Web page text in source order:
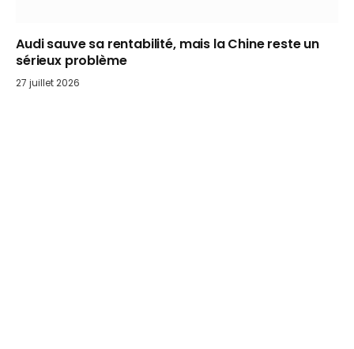
Audi sauve sa rentabilité, mais la Chine reste un
sérieux problème
27 juillet 2026